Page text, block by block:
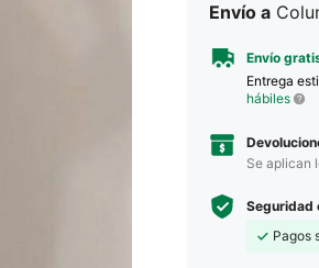
Envío a
Envío
Entrega
hábiles
Se aplican
Seguridad
Pagos